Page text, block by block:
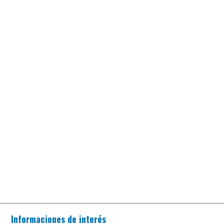
Informaciones de interés